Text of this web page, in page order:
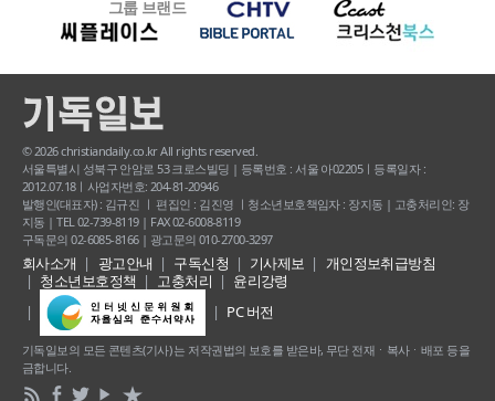
그룹 브랜드
© 2026 christiandaily.co.kr All rights reserved.
서울특별시 성북구 안암로 53 크로스빌딩 | 등록번호 : 서울 아02205ㅣ등록일자 :
2012.07.18ㅣ사업자번호: 204-81-20946
발행인(대표자) : 김규진 ㅣ 편집인 : 김진영 ㅣ청소년보호책임자 : 장지동 | 고충처리인: 장
지동 | TEL 02-739-8119 | FAX 02-6008-8119
구독문의 02-6085-8166 | 광고문의 010-2700-3297
회사소개 광고안내 구독신청 기사제보
개인정보취급방침
청소년보호정책
고충처리
윤리강령
PC 버전
기독일보의 모든 콘텐츠(기사) 는 저작권법의 보호를 받은바, 무단 전재ㆍ복사ㆍ배포 등을
금합니다.